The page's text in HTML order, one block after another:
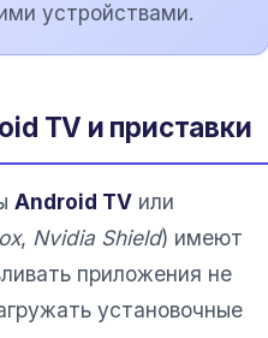
устройствами.
TV и приставки
Android TV или
, Nvidia Shield) имеют
приложения не
установочные